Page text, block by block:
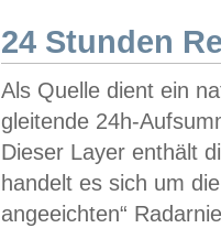
24 Stunden
Als Quelle dient ein
gleitende 24h-
Dieser Layer enthält
handelt es sich um
angeeichten“